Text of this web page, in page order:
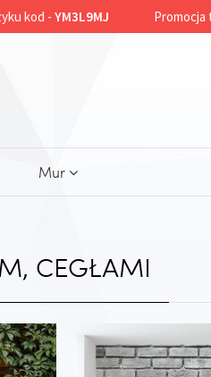
kod - YM3L9MJ Promocja
Mur
CEGŁAMI